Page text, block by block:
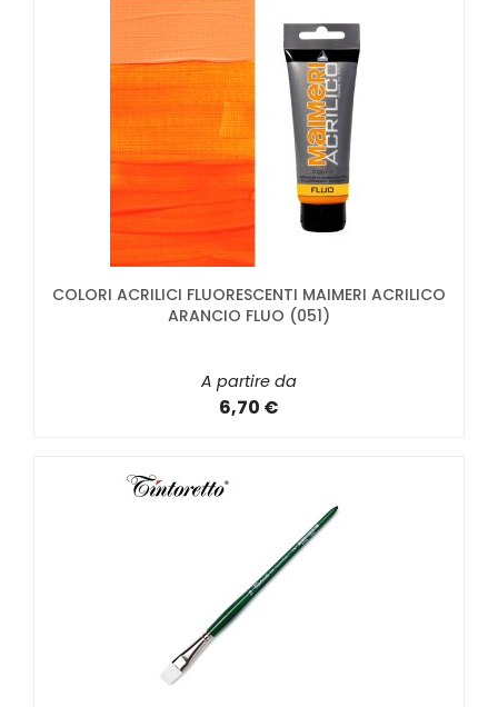
COLORI ACRILICI FLUORESCENTI MAIMERI ACRILICO
ARANCIO FLUO (051)
A partire da
6,70 €